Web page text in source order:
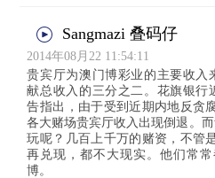
Sangmazi 叠码仔
2014年08月22 11:54:11
贵宾厅为澳门博彩业的主要收入
献总收入的三分之二。花旗银行
告指出，由于受到近期内地反贪
各大赌场贵宾厅收入出现倒退。
玩呢？几百上千万的赌资，不管
再兑现，都不大现实。他们常
博。